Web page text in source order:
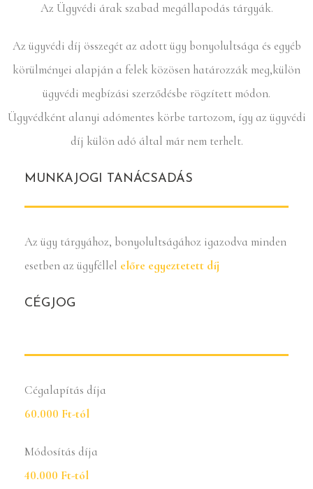
Az Ügyvédi árak szabad megállapodás tárgyák.
Az ügyvédi díj összegét az adott ügy bonyolultsága és egyéb
körülményei alapján a felek közösen határozzák meg,külön
ügyvédi megbízási szerződésbe rögzített módon.
Ügyvédként alanyi adómentes körbe tartozom, így az ügyvédi
díj külön adó által már nem terhelt.
MUNKAJOGI TANÁCSADÁS
Az ügy tárgyához, bonyolultságához igazodva minden
esetben az ügyféllel előre egyeztetett díj
CÉGJOG
Cégalapítás díja
60.000 Ft-tól
Módosítás díja
40.000 Ft-tól